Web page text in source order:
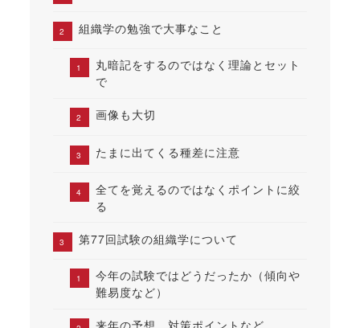
組織学の勉強で大事なこと
丸暗記をするのではなく理論とセット
で
画像も大切
たまに出てくる種差に注意
全てを覚えるのではなくポイントに絞
る
第77回試験の組織学について
今年の試験ではどうだったか（傾向や
難易度など）